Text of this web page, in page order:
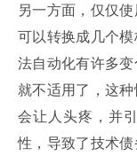
另一方面，仅仅
可以转换成几个
法自动化有许多
就不适用了，这
会让人头疼，并
性，导致了技术